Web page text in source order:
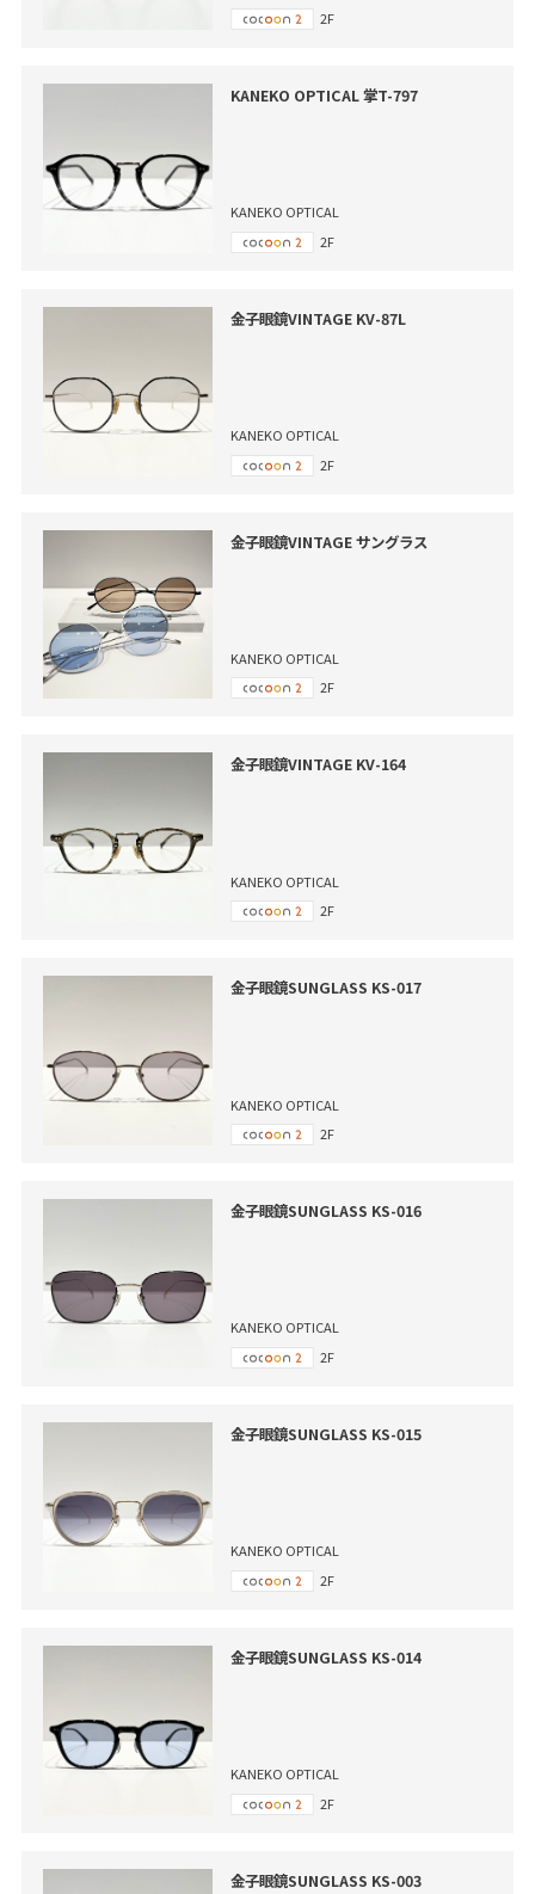
2F
KANEKO OPTICAL 掌T-797
KANEKO OPTICAL
2F
金子眼鏡VINTAGE KV-87L
KANEKO OPTICAL
2F
金子眼鏡VINTAGE サングラス
KANEKO OPTICAL
2F
金子眼鏡VINTAGE KV-164
KANEKO OPTICAL
2F
金子眼鏡SUNGLASS KS-017
KANEKO OPTICAL
2F
金子眼鏡SUNGLASS KS-016
KANEKO OPTICAL
2F
金子眼鏡SUNGLASS KS-015
KANEKO OPTICAL
2F
金子眼鏡SUNGLASS KS-014
KANEKO OPTICAL
2F
金子眼鏡SUNGLASS KS-003